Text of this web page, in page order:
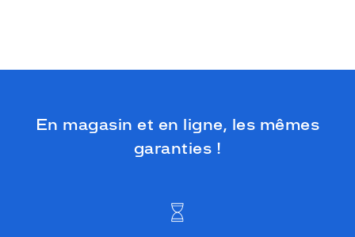
En magasin et en ligne, les mêmes
garanties !